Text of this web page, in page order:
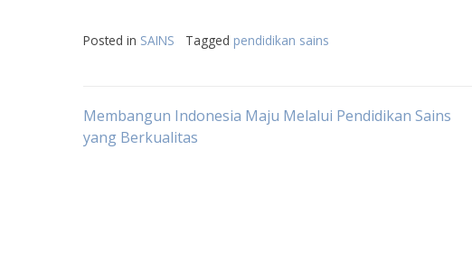
Posted in SAINS Tagged pendidikan sains
Post
Membangun Indonesia Maju Melalui Pendidikan Sains
yang Berkualitas